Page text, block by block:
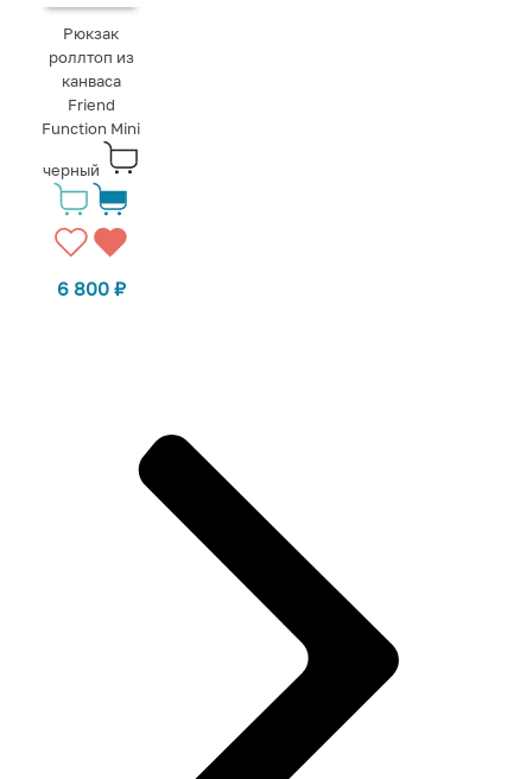
Рюкзак
роллтоп из
канваса
Friend
Function Mini
черный
6 800 ₽